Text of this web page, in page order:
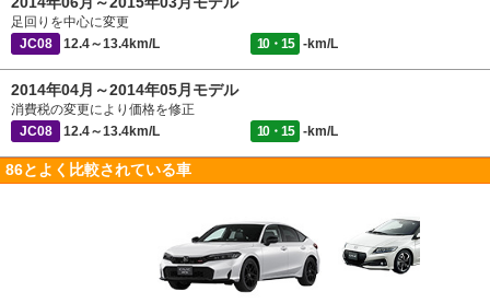
足回りを中心に変更
JC08
12.4～13.4km/L 10・15 -km/L
2014年04月～2014年05月モデル
消費税の変更により価格を修正
JC08
12.4～13.4km/L 10・15 -km/L
86とよく比較されている車